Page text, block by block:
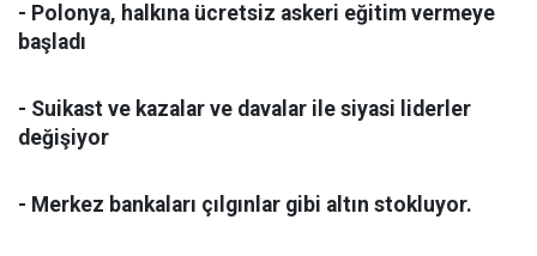
- Polonya, halkına ücretsiz askeri eğitim vermeye
başladı
- Suikast ve kazalar ve davalar ile siyasi liderler
değişiyor
- Merkez bankaları çılgınlar gibi altın stokluyor.